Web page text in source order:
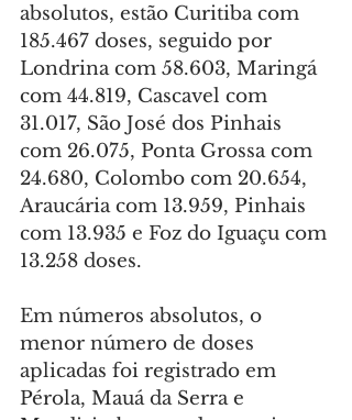
absolutos, estão Curitiba com
185.467 doses, seguido por
Londrina com 58.603, Maringá
com 44.819, Cascavel com
31.017, São José dos Pinhais
com 26.075, Ponta Grossa com
24.680, Colombo com 20.654,
Araucária com 13.959, Pinhais
com 13.935 e Foz do Iguaçu com
13.258 doses.
Em números absolutos, o
menor número de doses
aplicadas foi registrado em
Pérola, Mauá da Serra e